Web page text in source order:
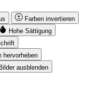
Farben invertieren
Hohe Sättigung
hervorheben
Bilder ausblenden